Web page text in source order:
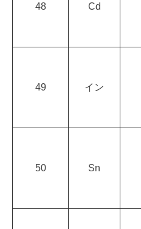
48 Cd
49 イン
50 Sn